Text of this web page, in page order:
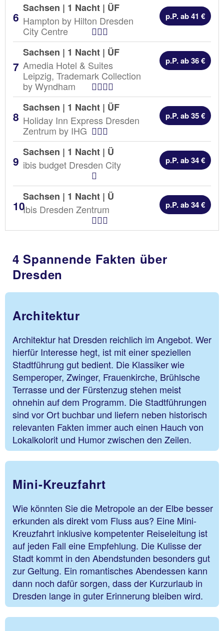
Sachsen | 1 Nacht | ÜF
Hampton by Hilton Dresden
City Centre
p.P. ab 41 €
Sachsen | 1 Nacht | ÜF
Amedia Hotel & Suites
Leipzig, Trademark Collection
by Wyndham
p.P. ab 36 €
Sachsen | 1 Nacht | ÜF
Holiday Inn Express Dresden
Zentrum by IHG
p.P. ab 35 €
Sachsen | 1 Nacht | Ü
ibis budget Dresden City
Hotel Kategorien
p.P. ab 34 €
Sachsen | 1 Nacht | Ü
Ibis Dresden Zentrum
p.P. ab 34 €
4 Spannende Fakten über
Dresden
Architektur
Architektur hat Dresden reichlich im Angebot. Wer
hierfür Interesse hegt, ist mit einer speziellen
Stadtführung gut bedient. Die Klassiker wie
Semperoper, Zwinger, Frauenkirche, Brühlsche
Terrasse und der Fürstenzug stehen meist
ohnehin auf dem Programm. Die Stadtführungen
sind vor Ort buchbar und liefern neben historisch
relevanten Fakten immer auch einen Hauch von
Lokalkolorit und Humor zwischen den Zeilen.
Mini-Kreuzfahrt
Wie könnten Sie die Metropole an der Elbe besser
erkunden als direkt vom Fluss aus? Eine Mini-
Kreuzfahrt inklusive kompetenter Reiseleitung ist
auf jeden Fall eine Empfehlung. Die Kulisse der
Stadt kommt in den Abendstunden besonders gut
zur Geltung. Ein romantisches Abendessen kann
dann noch dafür sorgen, dass der Kurzurlaub in
Dresden lange in guter Erinnerung bleiben wird.